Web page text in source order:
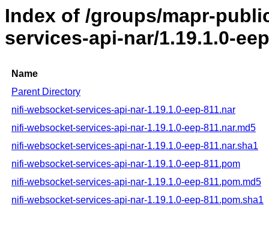
Index of /groups/mapr-
services-api-nar/1.19.1.0-
Name
Parent Directory
nifi-websocket-services-api-nar-1.19.1.0-eep-811.nar
nifi-websocket-services-api-nar-1.19.1.0-eep-811.nar.md5
nifi-websocket-services-api-nar-1.19.1.0-eep-811.nar.sha1
nifi-websocket-services-api-nar-1.19.1.0-eep-811.pom
nifi-websocket-services-api-nar-1.19.1.0-eep-811.pom.md5
nifi-websocket-services-api-nar-1.19.1.0-eep-811.pom.sha1